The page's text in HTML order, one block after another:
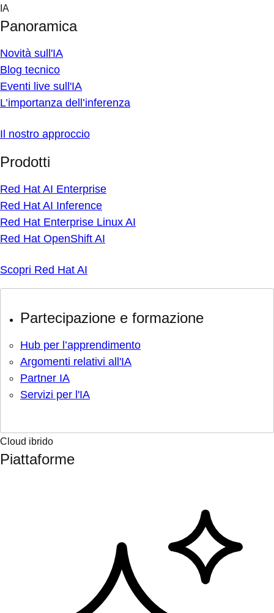
Skip
content
IA
Panoramica
Novità sull'IA
Blog tecnico
Eventi live sull'IA
L’importanza dell’inferenza
Il nostro approccio
Prodotti
Red Hat AI Enterprise
Red Hat AI Inference
Red Hat Enterprise Linux AI
Red Hat OpenShift AI
Scopri Red Hat AI
Partecipazione e formazione
Hub per l’apprendimento
Argomenti relativi all'IA
Partner IA
Servizi per l'IA
Cloud ibrido
Piattaforme